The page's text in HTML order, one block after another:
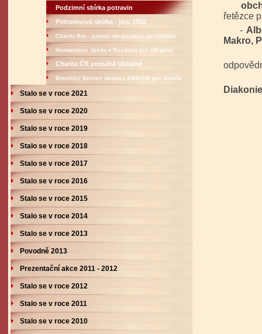
Podzimní sbírka potravin
Potravinová sbírka - jaro 2022
Charita Rce - pomoc ukrajinským uprchlíkům
Humanitární sbírka v Roudnici pro Ukrajinu
Charita ČR pomáhá Ukrajině
Benefiční koncert skupiny AMBIAM pro charitu
Stalo se v roce 2021
Stalo se v roce 2020
Stalo se v roce 2019
Stalo se v roce 2018
Stalo se v roce 2017
Stalo se v roce 2016
Stalo se v roce 2015
Stalo se v roce 2014
Stalo se v roce 2013
Povodně 2013
Prezentační akce 2011 - 2012
Stalo se v roce 2012
Stalo se v roce 2011
Stalo se v roce 2010
řetězce
-
Makro,